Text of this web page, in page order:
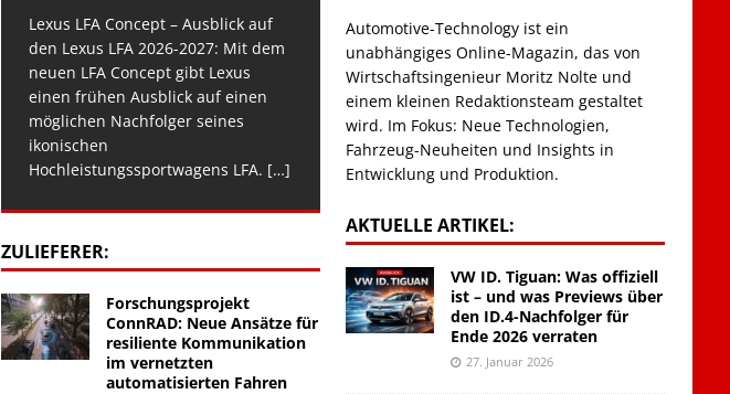
Lexus LFA Concept – Ausblick auf
den Lexus LFA 2026-2027: Mit dem
neuen LFA Concept gibt Lexus
einen frühen Ausblick auf einen
möglichen Nachfolger seines
ikonischen
Hochleistungssportwagens LFA. […]
ZULIEFERER:
Forschungsprojekt
ConnRAD: Neue Ansätze für
resiliente Kommunikation
im vernetzten
automatisierten Fahren
Automotive-Technology ist ein
unabhängiges Online-Magazin, das von
Wirtschaftsingenieur Moritz Nolte und
einem kleinen Redaktionsteam gestaltet
wird. Im Fokus: Neue Technologien,
Fahrzeug-Neuheiten und Insights in
Entwicklung und Produktion.
AKTUELLE ARTIKEL:
VW ID. Tiguan: Was offiziell
ist – und was Previews über
den ID.4-Nachfolger für
Ende 2026 verraten
27. Januar 2026